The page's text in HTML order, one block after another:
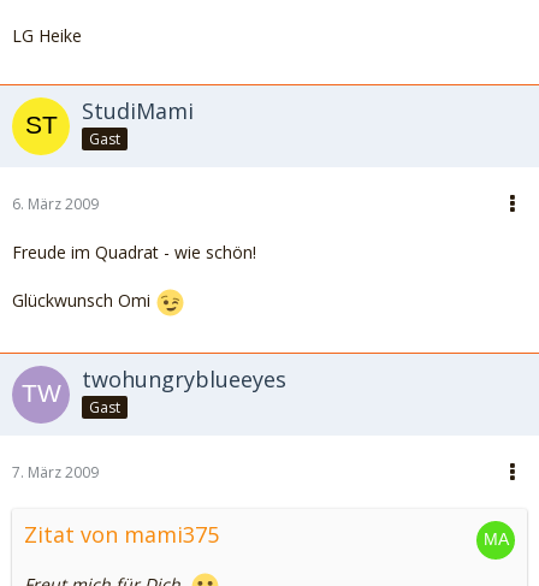
LG Heike
StudiMami
Gast
6. März 2009
Freude im Quadrat - wie schön!
Glückwunsch Omi
twohungryblueeyes
Gast
7. März 2009
Zitat von mami375